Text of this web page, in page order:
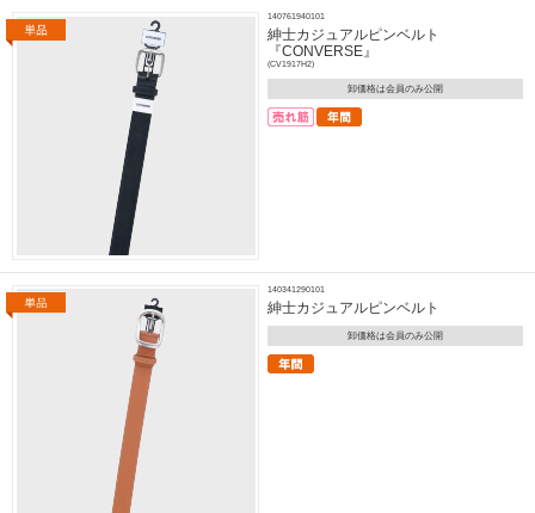
140761940101
紳士カジュアルピンベルト
『CONVERSE』
(CV1917H2)
卸価格は会員のみ公開
140341290101
紳士カジュアルピンベルト
卸価格は会員のみ公開